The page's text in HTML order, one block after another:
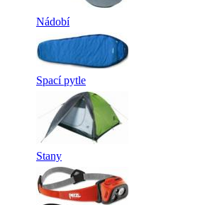
Nádobí
Spací pytle
Stany